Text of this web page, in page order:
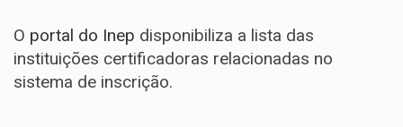
O portal do Inep disponibiliza a lista das
instituições certificadoras relacionadas no
sistema de inscrição.